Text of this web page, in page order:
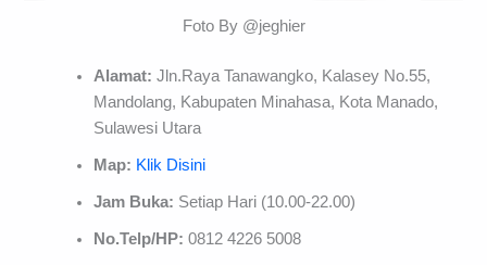
Foto By @jeghier
Alamat: Jln.Raya Tanawangko, Kalasey No.55,
Mandolang, Kabupaten Minahasa, Kota Manado,
Sulawesi Utara
Map: Klik Disini
Jam Buka: Setiap Hari (10.00-22.00)
No.Telp/HP: 0812 4226 5008